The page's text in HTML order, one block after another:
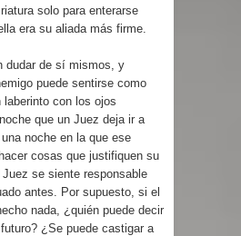
solo para enterarse
era su aliada más firme.
dudar de sí mismos, y
puede sentirse como
laberinto con los ojos
que un Juez deja ir a
noche en la que ese
cosas que justifiquen su
se siente responsable
antes. Por supuesto, si el
nada, ¿quién puede decir
¿Se puede castigar a